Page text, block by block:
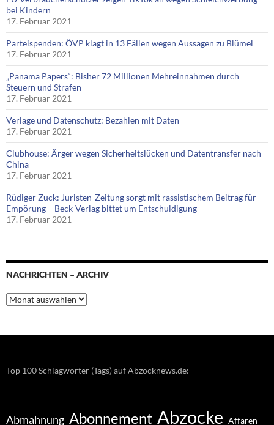
bei Kindern
17. Februar 2021
Parteispenden: ÖVP klagt in 13 Fällen wegen Aussagen zu Blümel
17. Februar 2021
„Panama Papers“: Bisher 72 Millionen Mehreinnahmen durch
Steuern und Strafen
17. Februar 2021
Verlage und Datenschutz: Bezahlen mit Daten
17. Februar 2021
Clubhouse: Ärger wegen Sicherheitslücken und Datentransfer nach
China
17. Februar 2021
Rüdiger Zuck: Juristen-Zeitung sorgt mit rassistischem Beitrag für
Empörung – Beck-Verlag bittet um Entschuldigung
17. Februar 2021
NACHRICHTEN – ARCHIV
Nachrichten
–
Top 100 Schlagwörter (Tags) auf Abzocknews.de:
Abmahnung Abonnement Abzocke Affären